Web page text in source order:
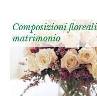
Composizioni floreali
matrimonio